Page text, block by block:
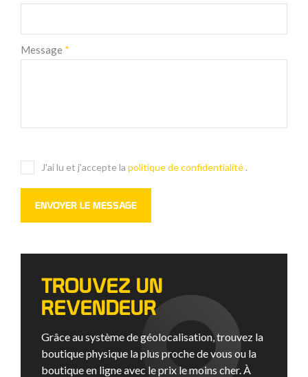
Message *
J'ai lu et j'accepte la politique de confidentialité .
TROUVEZ UN
REVENDEUR
Grâce au système de géolocalisation, trouvez la
boutique physique la plus proche de vous ou la
boutique en ligne avec le prix le moins cher. À